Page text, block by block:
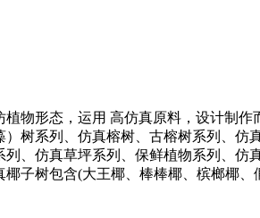
物形态，运用 高仿真原料，设计制
树系列、仿真榕树、古榕树系列、仿
、仿真草坪系列、保鲜植物系列、
子树包含(大王椰、棒棒椰、槟榔椰